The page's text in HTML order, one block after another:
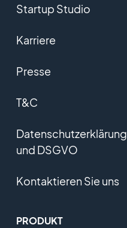
Startup Studio
Karriere
Presse
T&C
Datenschutzerklärung
und DSGVO
Kontaktieren Sie uns
PRODUKT